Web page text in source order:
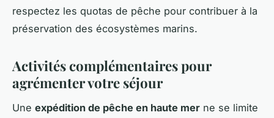
respectez les quotas de pêche pour contribuer à la
préservation des écosystèmes marins.
Activités complémentaires pour
agrémenter votre séjour
Une expédition de pêche en haute mer ne se limite